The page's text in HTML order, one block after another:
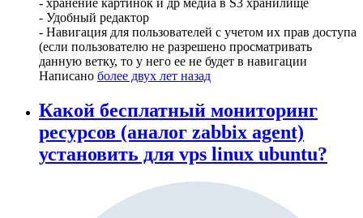
- хранение картинок и др медиа в S3 хранилище
- Удобный редактор
- Навигация для пользователей с учетом их прав доступа
(если пользователю не разрешено просматривать
данную ветку, то у него ее не будет в навигации
Написано более двух лет назад
Какой бесплатный мониторинг
ресурсов (аналог zabbix agent)
установить для vps linux ubuntu?